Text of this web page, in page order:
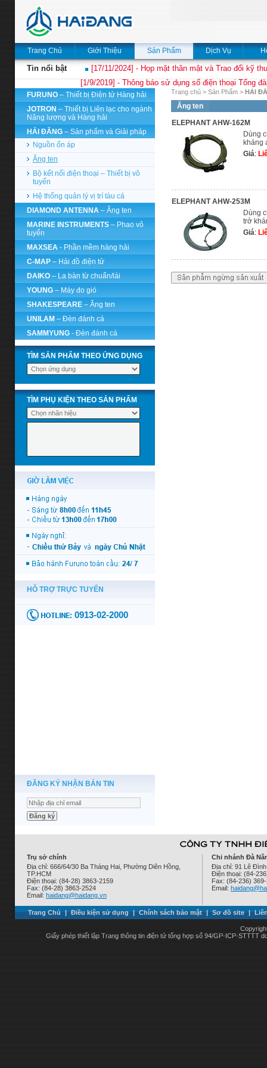
Trang Chủ Giới Thiệu Sản Phẩm Dịch Vụ
Tin nổi bật
[17/11/2024] - Họp mặt thân mật và Trao đổi kỹ
[1/9/2019] - Thông báo sử dụng số điện thoại Tổng
FURUNO – Thiết bị Điện tử Hàng hải
JOTRON – Thiết bị Liên lạc cho ngành
Năng lượng và Hàng hải
HẢI ĐĂNG – Sản phẩm và Giải pháp
Nguồn ổn áp
Ăng ten
Bộ kết nối điện thoại – Thiết bị vô
tuyến
Hệ thống quản lý vị trí tàu cá
DIAMOND ANTENNA – Ăng ten
MARINE INSTRUMENTS – Phao vô
tuyến
MAXSEA - Phần mềm hàng hải
C-MAP – Hải đồ điện tử
DAIKO – La bàn từ chuẩn/lái
YOUNG – Máy đo gió
SHAKESPEARE – Ăng ten
UNILAM – Đèn đánh cá
SAMMYUNG - Đèn đánh cá
TÌM SẢN PHẨM THEO ỨNG DỤNG
TÌM PHỤ KIỆN THEO SẢN PHẨM
ĐĂNG KÝ NHẬN BẢN TIN
Trang chủ > Sản Phẩm > HẢI
Ăng ten
ELEPHANT AHW-162M
Dùng
kháng
Giá:
ELEPHANT AHW-253M
Dùng
trở
Giá:
Trụ sở chính
Địa chỉ: 666/64/30 Ba Tháng Hai, Phường Diên Hồng,
TP.HCM
Điện thoại: (84-28) 3863-2159
Fax: (84-28) 3863-2524
Email: haidang@haidang.vn
Chi nhánh Đà
Địa chỉ: 91 Lê
Điện thoại: (84-
Fax: (84-236)
Email:
Trang Chủ | Điều kiện sử dụng | Chính sách bảo mật | Sơ đồ site |
Giấy phép thiết lập Trang thông tin điện tử tổng hợp số 94/GP-ICP-STTTT